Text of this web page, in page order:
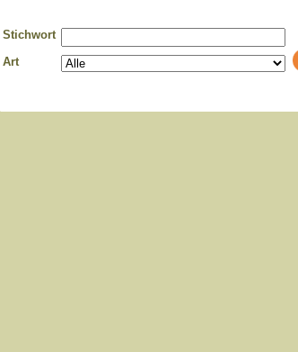
Stichwort
Art